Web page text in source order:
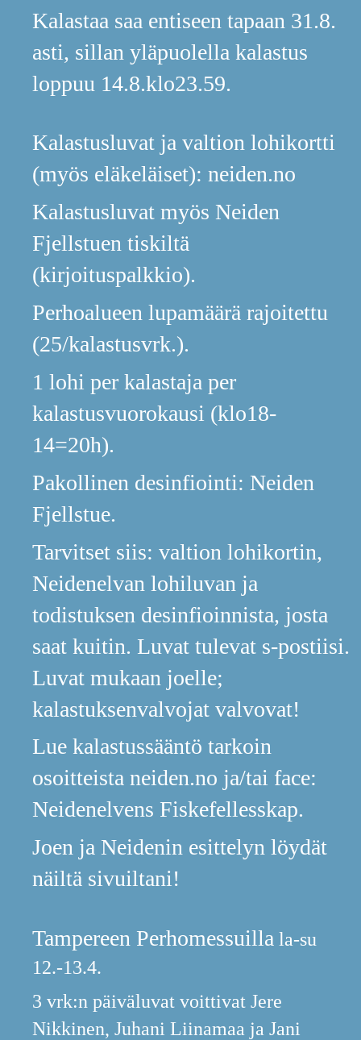
Kalastaa saa entiseen tapaan 31.8.
asti, sillan yläpuolella kalastus
loppuu 14.8.klo23.59.
Kalastusluvat ja valtion lohikortti
(myös eläkeläiset): neiden.no
Kalastusluvat myös Neiden
Fjellstuen tiskiltä
(kirjoituspalkkio).
Perhoalueen lupamäärä rajoitettu
(25/kalastusvrk.).
1 lohi per kalastaja per
kalastusvuorokausi (klo18-
14=20h).
Pakollinen desinfiointi: Neiden
Fjellstue.
Tarvitset siis: valtion lohikortin,
Neidenelvan lohiluvan ja
todistuksen desinfioinnista, josta
saat kuitin. Luvat tulevat s-postiisi.
Luvat mukaan joelle;
kalastuksenvalvojat valvovat!
Lue kalastussääntö tarkoin
osoitteista neiden.no ja/tai face:
Neidenelvens Fiskefellesskap.
Joen ja Neidenin esittelyn löydät
näiltä sivuiltani!
Tampereen Perhomessuilla la-su
12.-13.4.
3 vrk:n päiväluvat voittivat Jere
Nikkinen, Juhani Liinamaa ja Jani